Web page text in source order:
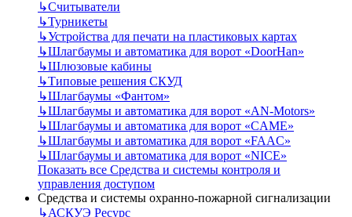
↳Считыватели
↳Турникеты
↳Устройства для печати на пластиковых картах
↳Шлагбаумы и автоматика для ворот «DoorHan»
↳Шлюзовые кабины
↳Типовые решения СКУД
↳Шлагбаумы «Фантом»
↳Шлагбаумы и автоматика для ворот «AN-Motors»
↳Шлагбаумы и автоматика для ворот «CAME»
↳Шлагбаумы и автоматика для ворот «FAAC»
↳Шлагбаумы и автоматика для ворот «NICE»
Показать все Средства и системы контроля и
управления доступом
Средства и системы охранно-пожарной сигнализации
↳АСКУЭ Ресурс